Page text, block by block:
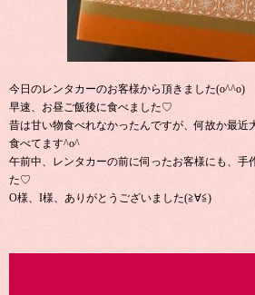
今日のレンタカーのお客様から頂きました(o^^o)
早速、お昼ご飯後に食べました♡
昔は甘い物食べれなかったんですが、何故か最近
食べてます^o^
午前中、レンタカーの前に伺ったお客様にも、手
た♡
O様、I様、ありがとうございました(≧∀≦)